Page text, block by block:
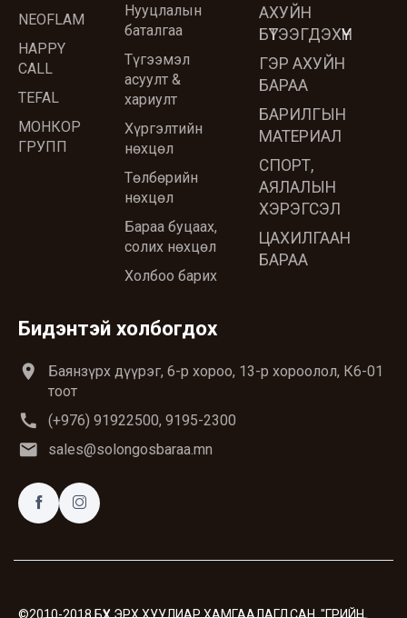
NEOFLAM
HAPPY
CALL
TEFAL
МОНКОР
ГРУПП
Нууцлалын
баталгаа
Түгээмэл
асуулт &
хариулт
Хүргэлтийн
нөхцөл
Төлбөрийн
нөхцөл
Бараа буцаах,
солих нөхцөл
Холбоо барих
АХУЙН
БҮТЭЭГДЭХҮҮН
ГЭР АХУЙН
БАРАА
БАРИЛГЫН
МАТЕРИАЛ
СПОРТ,
АЯЛАЛЫН
ХЭРЭГСЭЛ
ЦАХИЛГААН
БАРАА
Бидэнтэй холбогдох
location_on
Баянзүрх дүүрэг, 6-р хороо, 13-р хороолол, К6-01
тоот
call (+976) 91922500, 9195-2300
email sales@solongosbaraa.mn
©2010-2018 БҮХ ЭРХ ХУУЛИАР ХАМГААЛАГДСАН. "ГРИЙН